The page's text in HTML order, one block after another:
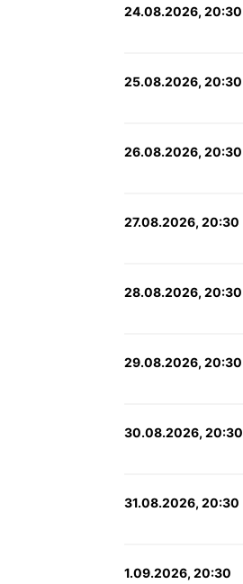
24.08.2026, 20:30
25.08.2026, 20:30
26.08.2026, 20:30
27.08.2026, 20:30
28.08.2026, 20:30
29.08.2026, 20:30
30.08.2026, 20:30
31.08.2026, 20:30
1.09.2026, 20:30